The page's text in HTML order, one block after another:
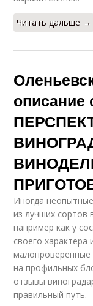
Читать дальше →
описание
Иногда
из лучших сортов
например как у
своего
на профильных
отзывы
правильный путь.